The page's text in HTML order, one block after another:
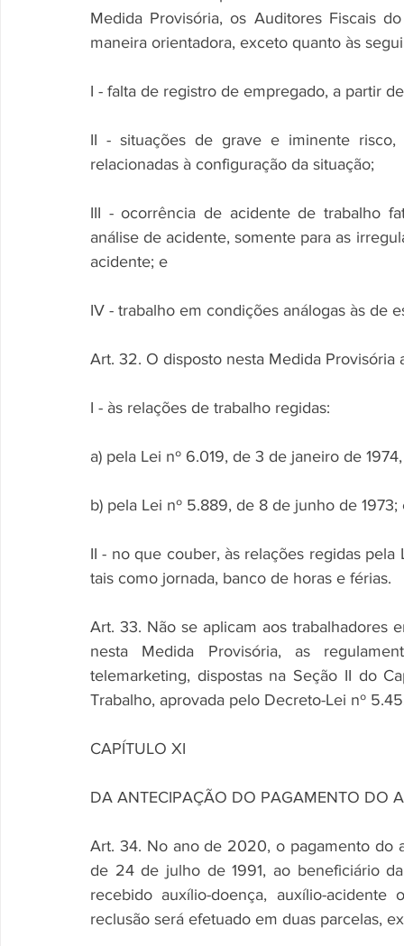
Medida Provisória, os Auditores Fiscais
maneira orientadora, exceto quanto às
I - falta de registro de empregado, a partir
II - situações de grave e iminente risco,
relacionadas à configuração da situação;
III - ocorrência de acidente de trabalho
análise de acidente, somente para as
acidente; e
IV - trabalho em condições análogas às de
Art. 32. O disposto nesta Medida Provisória
I - às relações de trabalho regidas:
a) pela Lei nº 6.019, de 3 de janeiro de
b) pela Lei nº 5.889, de 8 de junho de 1973;
II - no que couber, às relações regidas pela
tais como jornada, banco de horas e férias.
Art. 33. Não se aplicam aos trabalhadores
nesta Medida Provisória, as
telemarketing, dispostas na Seção II do
Trabalho, aprovada pelo Decreto-Lei nº
CAPÍTULO XI
DA ANTECIPAÇÃO DO PAGAMENTO DO
Art. 34. No ano de 2020, o pagamento do
de 24 de julho de 1991, ao beneficiário
recebido auxílio-doença, auxílio-
reclusão será efetuado em duas parcelas,